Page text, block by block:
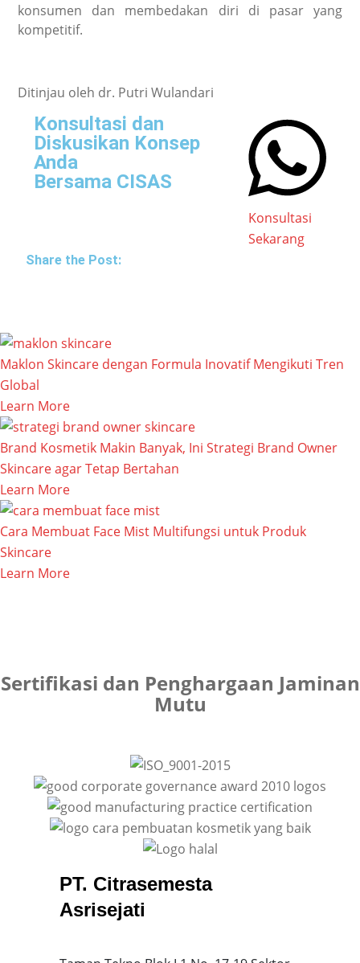
konsumen dan membedakan diri di pasar yang
kompetitif.
Ditinjau oleh dr. Putri Wulandari
Konsultasi dan
Diskusikan Konsep
Anda
Bersama CISAS
Konsultasi
Sekarang
Share the Post:
Maklon Skincare dengan Formula Inovatif Mengikuti Tren
Global
Learn More
Brand Kosmetik Makin Banyak, Ini Strategi Brand Owner
Skincare agar Tetap Bertahan
Learn More
Cara Membuat Face Mist Multifungsi untuk Produk
Skincare
Learn More
Sertifikasi dan Penghargaan Jaminan
Mutu
PT. Citrasemesta
Asrisejati